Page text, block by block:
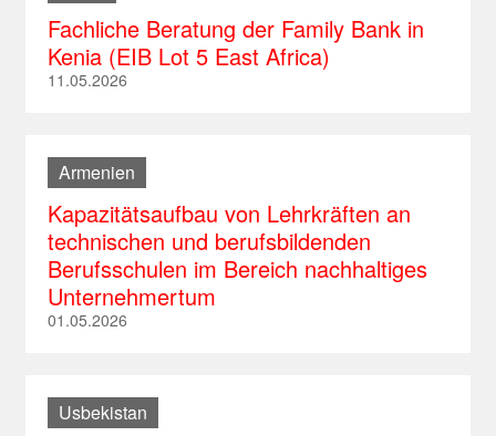
Südafrika
Tansania
Peru
St. Lucia
Trinidad und Tobago
Vietnam
Russland
Serbien
Slowenien
Tschechische Republik
Türkei
Ukraine
Ungarn
Fachliche Beratung der Family Bank in
Kenia (EIB Lot 5 East Africa)
11.05.2026
Armenien
Kapazitätsaufbau von Lehrkräften an
technischen und berufsbildenden
Berufsschulen im Bereich nachhaltiges
Unternehmertum
01.05.2026
Usbekistan